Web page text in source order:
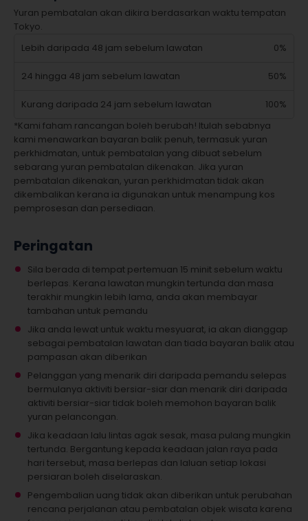
Yuran pembatalan akan dikira berdasarkan waktu tempatan
Tokyo.
Lebih daripada 48 jam sebelum lawatan
0%
24 hingga 48 jam sebelum lawatan 50%
Kurang daripada 24 jam sebelum lawatan
100%
*Kami faham rancangan boleh berubah! Itulah sebabnya
kami menawarkan bayaran balik penuh, termasuk yuran
perkhidmatan, untuk pembatalan yang dibuat sebelum
sebarang yuran pembatalan dikenakan. Jika yuran
pembatalan dikenakan, yuran perkhidmatan tidak akan
dikembalikan kerana ia digunakan untuk menampung kos
pemprosesan dan persediaan.
Peringatan
Sila berada di tempat pertemuan 15 minit sebelum waktu
berlepas. Kerana lawatan mungkin tertunda dan masa
terakhir mungkin lebih lama, anda akan membayar
tambahan untuk pemandu
Jika anda lewat untuk waktu mesyuarat, ia akan dianggap
sebagai pembatalan lawatan dan tiada bayaran balik atau
pampasan akan diberikan
Pelanggan yang menarik diri daripada pemandu selepas
bermulanya aktiviti bersiar-siar dan menarik diri daripada
aktiviti bersiar-siar tidak boleh memohon bayaran balik
yuran pelancongan.
Jika keadaan lalu lintas agak sesak, masa pulang mungkin
tertunda. Bergantung kepada keadaan jalan raya pada
hari tersebut, masa berlepas dan laluan setiap lokasi
persiaran boleh diselaraskan.
Pengembalian uang tidak akan diberikan untuk perubahan
rencana perjalanan atau pembatalan objek wisata karena